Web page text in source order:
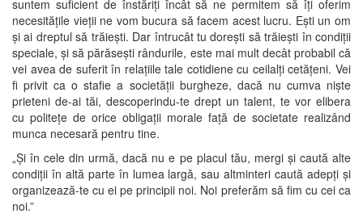
suntem suficient de înstăriți încât să ne permitem să îți oferim
necesitățile vieții ne vom bucura să facem acest lucru. Ești un om
și ai dreptul să trăiești. Dar întrucât tu dorești să trăiești în condiții
speciale, și să părăsești rândurile, este mai mult decât probabil că
vei avea de suferit în relațiile tale cotidiene cu ceilalți cetățeni. Vei
fi privit ca o stafie a societății burgheze, dacă nu cumva niște
prieteni de-ai tăi, descoperindu-te drept un talent, te vor elibera
cu politețe de orice obligații morale față de societate realizând
munca necesară pentru tine.
„Și în cele din urmă, dacă nu e pe placul tău, mergi și caută alte
condiții în altă parte în lumea largă, sau altminteri caută adepți și
organizează-te cu ei pe principii noi. Noi preferăm să fim cu cei ca
noi.”